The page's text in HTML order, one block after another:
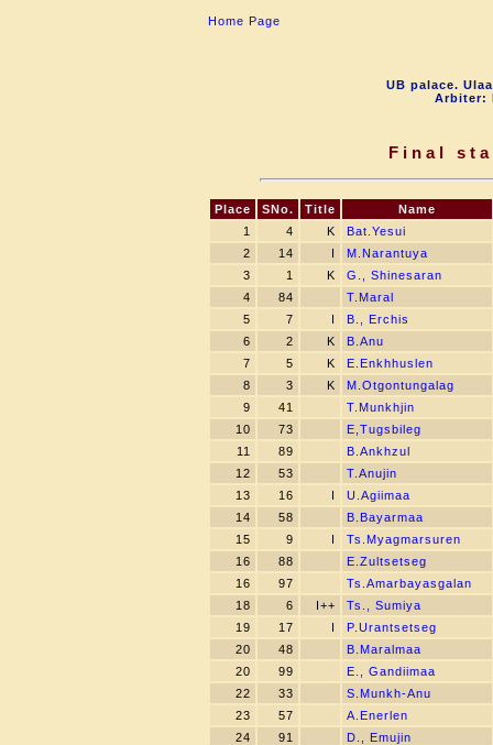
Home Page
UB palace.
Arbiter:
Final
Place SNo. Title
Name
1
4 K
Bat.Yesui
2
14 I
M.Narantuya
3
1 K
G., Shinesaran
4
84
T.Maral
5
7 I
B., Erchis
6
2 K
B.Anu
7
5 K
E.Enkhhuslen
8
3 K
M.Otgontungalag
9
41
T.Munkhjin
10
73
E,Tugsbileg
11
89
B.Ankhzul
12
53
T.Anujin
13
16 I
U.Agiimaa
14
58
B.Bayarmaa
15
9 I
Ts.Myagmarsuren
16
88
E.Zultsetseg
16
97
Ts.Amarbayasgalan
18
6 I++
Ts., Sumiya
19
17 I
P.Urantsetseg
20
48
B.Maralmaa
20
99
E., Gandiimaa
22
33
S.Munkh-Anu
23
57
A.Enerlen
24
91
D., Emujin